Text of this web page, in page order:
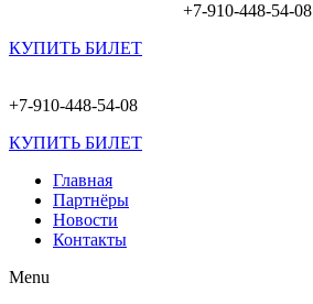
+7-910-448-54-08
КУПИТЬ БИЛЕТ
+7-910-448-54-08
КУПИТЬ БИЛЕТ
Главная
Партнёры
Новости
Контакты
Menu